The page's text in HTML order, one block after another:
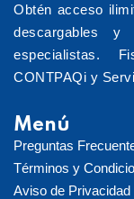
Obtén acceso
descargables y
especialistas.
CONTPAQi y
Menú
Preguntas
Términos y
Aviso de Privacidad